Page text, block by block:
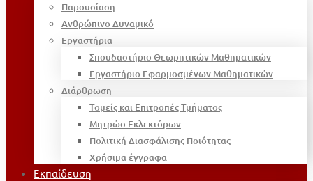
Παρουσίαση
Ανθρώπινο Δυναμικό
Εργαστήρια
Σπουδαστήριο Θεωρητικών Μαθηματικών
Εργαστήριο Εφαρμοσμένων Μαθηματικών
Διάρθρωση
Τομείς και Επιτροπές Τμήματος
Μητρώο Εκλεκτόρων
Πολιτική Διασφάλισης Ποιότητας
Χρήσιμα έγγραφα
Εκπαίδευση